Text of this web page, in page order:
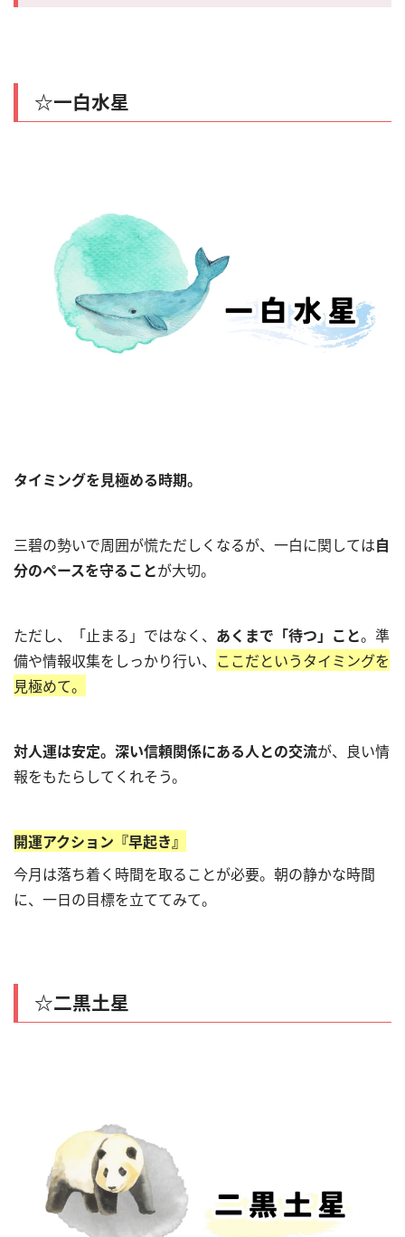
☆一白水星
タイミングを見極める時期。
三碧の勢いで周囲が慌ただしくなるが、一白に関しては自
分のペースを守ることが大切。
ただし、「止まる」ではなく、 あくまで「待つ」こと。準
備や情報収集をしっかり行い、 ここだというタイミングを
見極めて。
対人運は安定。深い信頼関係にある人との交流が、良い情
報をもたらしてくれそう。
開運アクション『早起き』
今月は落ち着く時間を取ることが必要。朝の静かな時間
に、一日の目標を立ててみて。
☆二黒土星